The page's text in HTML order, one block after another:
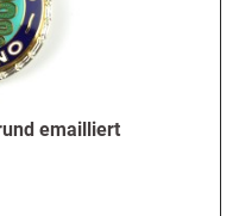
emailliert